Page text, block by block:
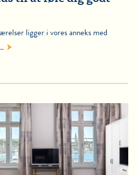
ligger i vores anneks med